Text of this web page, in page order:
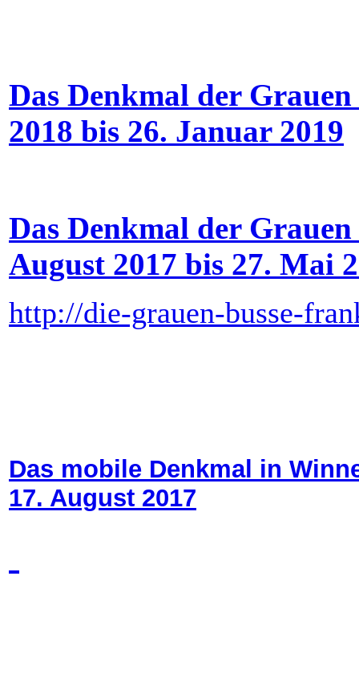
Das Denkmal der
2018 bis 26. Januar 2019
Das Denkmal der
August 2017 bis 27. Mai
http://die-grauen-busse-
Das mobile Denkmal in
17. August 2017